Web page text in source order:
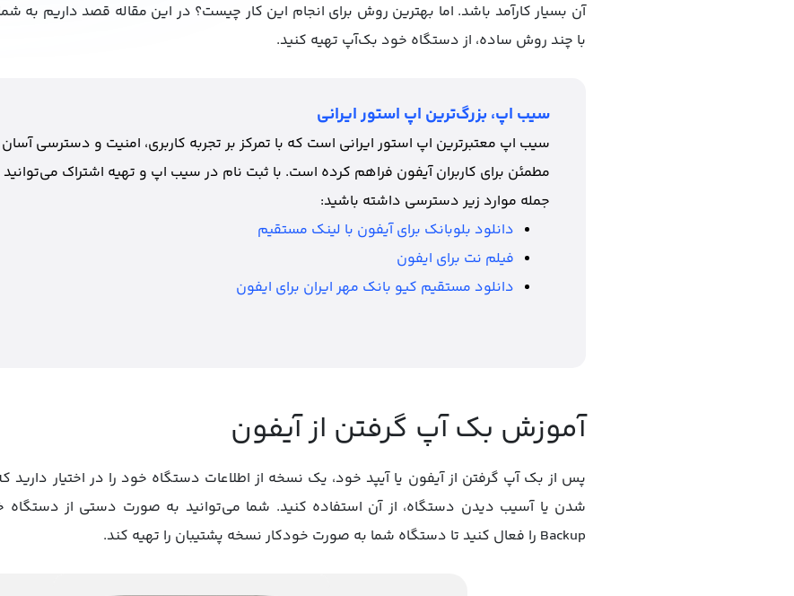
آن بسیار کارآمد باشد. اما بهترین روش برای انجام این کار چیست؟ در این مقاله قصد داریم به
با چند روش ساده، از دستگاه خود بک‌آپ تهیه کنید.
سیب اپ، بزرگ‌ترین اپ استور ایرانی
سیب اپ معتبرترین اپ استور ایرانی است که با تمرکز بر تجربه کاربری، امنیت و دسترسی
مطمئن برای کاربران آیفون فراهم کرده است. با ثبت نام در سیب اپ و تهیه اشتراک
جمله موارد زیر دسترسی داشته باشید:
دانلود بلوبانک برای آیفون با لینک مستقیم
فيلم نت براي ايفون
دانلود مستقیم کیو بانک مهر ایران برای ایفون
آموزش بک آپ گرفتن از آیفون
پس از بک آپ گرفتن از آیفون یا آیپد خود، یک نسخه از اطلاعات دستگاه خود را در اختیار
Backup را فعال کنید تا دستگاه شما به صورت خودکار نسخه پشتیبان را تهیه کند.